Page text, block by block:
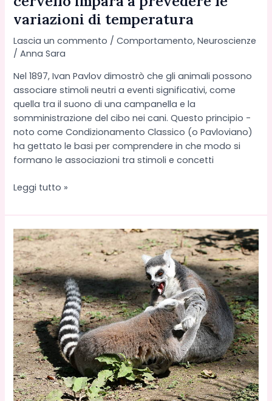
variazioni di temperatura
Lascia un commento /Comportamento,Neuroscienze
/Anna Sara
Nel 1897, Ivan Pavlov dimostrò che gli animali possono
associare stimoli neutri a eventi significativi, come
quella tra il suono di una campanella e la
somministrazione del cibo nei cani. Questo principio -
noto come Condizionamento Classico (o Pavloviano)
ha gettato le basi per comprendere in che modo si
formano le associazioni tra stimoli e concetti
Memorie
come
il
cervello
impara
a
prevedere
le
variazioni
di
temperatura
Leggi tutto »